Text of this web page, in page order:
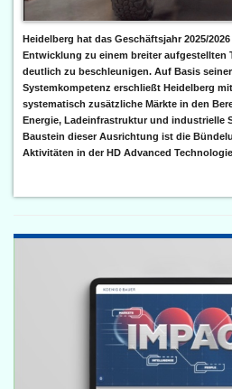
Heidelberg hat das Geschäftsjahr 2025/
Entwicklung zu einem breiter aufgestellten
deutlich zu beschleunigen. Auf Basis
Systemkompetenz erschließt Heidelberg
systematisch zusätzliche Märkte in den
Energie, Ladeinfrastruktur und industrielle
Baustein dieser Ausrichtung ist die
Aktivitäten in der HD Advanced